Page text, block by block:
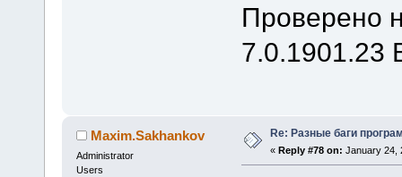
Проверено
7.0.1901.23
Maxim.Sakhankov
Administrator
Users
Re: Разные баги
« Reply #78 on: January 24,